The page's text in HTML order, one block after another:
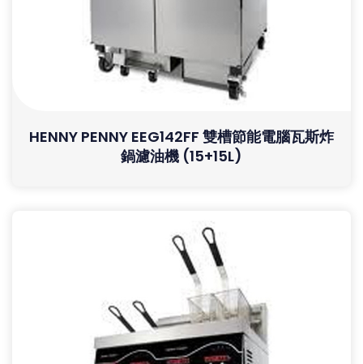
HENNY PENNY EEG142FF 雙槽節能電腦瓦斯炸
鍋濾油機 (15+15L)